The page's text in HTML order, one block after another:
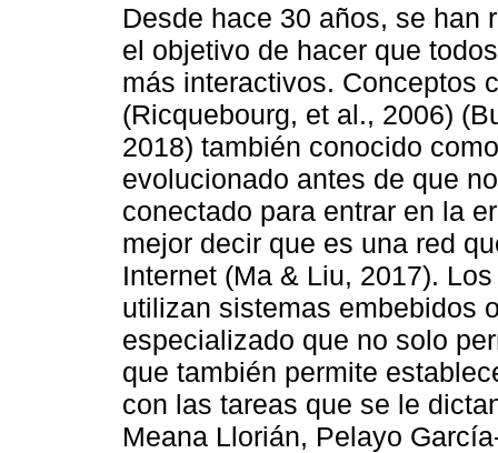
Desde hace 30 años, se han
el objetivo de hacer que
más interactivos. Conceptos
(Ricquebourg, et al., 2006)
2018) también conocido
evolucionado antes de que
conectado para entrar en la
mejor decir que es una red
Internet (Ma & Liu, 2017).
utilizan sistemas embebidos
especializado que no solo
que también permite
con las tareas que se le
Meana Llorián, Pelayo